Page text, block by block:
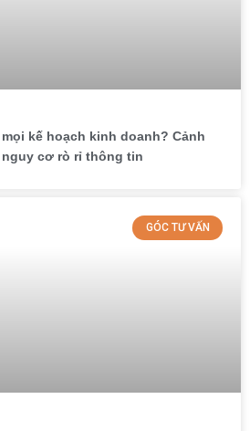
kế hoạch kinh doanh? Cảnh
cơ rò rỉ thông tin
GÓC TƯ VẤN